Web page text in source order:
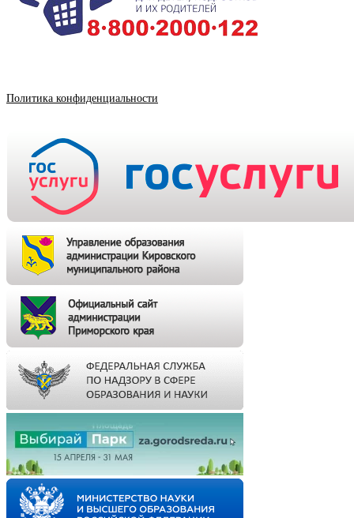
Политика конфиденциальности